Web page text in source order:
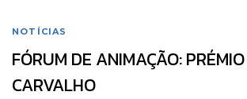
NOTÍCIAS
FÓRUM DE ANIMAÇÃO:
CARVALHO